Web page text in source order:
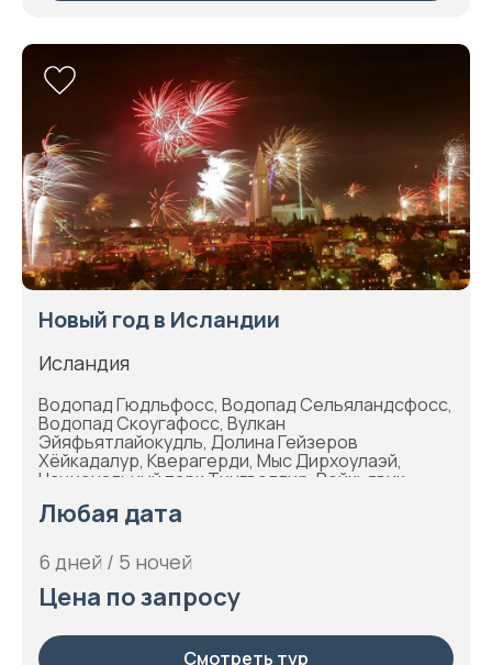
Новый год в Исландии
Исландия
Водопад Гюдльфосс, Водопад Сельяландсфосс,
Водопад Скоугафосс, Вулкан
Эйяфьятлайокудль, Долина Гейзеров
Хёйкадалур, Кверагерди, Мыс Дирхоулаэй,
Национальный парк Тингвеллир, Рейкьявик
Любая дата
6 дней / 5 ночей
Цена по запросу
Смотреть тур